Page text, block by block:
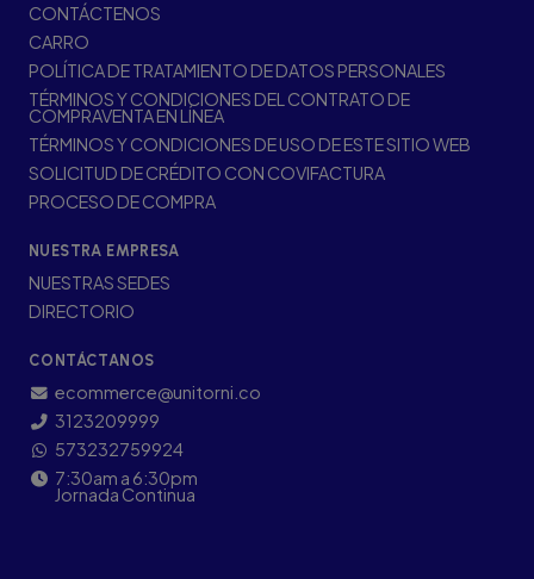
CONTÁCTENOS
CARRO
POLÍTICA DE TRATAMIENTO DE DATOS PERSONALES
TÉRMINOS Y CONDICIONES DEL CONTRATO DE
COMPRAVENTA EN LÍNEA
TÉRMINOS Y CONDICIONES DE USO DE ESTE SITIO WEB
SOLICITUD DE CRÉDITO CON COVIFACTURA
PROCESO DE COMPRA
NUESTRA EMPRESA
NUESTRAS SEDES
DIRECTORIO
CONTÁCTANOS
ecommerce@unitorni.co
3123209999
573232759924
7:30am a 6:30pm
Jornada Continua